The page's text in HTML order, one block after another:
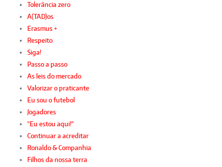
Tolerância zero
A(TAD)os
Erasmus +
Respeito
Siga!
Passo a passo
As leis do mercado
Valorizar o praticante
Eu sou o futebol
Jogadores
"Eu estou aqui!"
Continuar a acreditar
Ronaldo & Companhia
Filhos da nossa terra